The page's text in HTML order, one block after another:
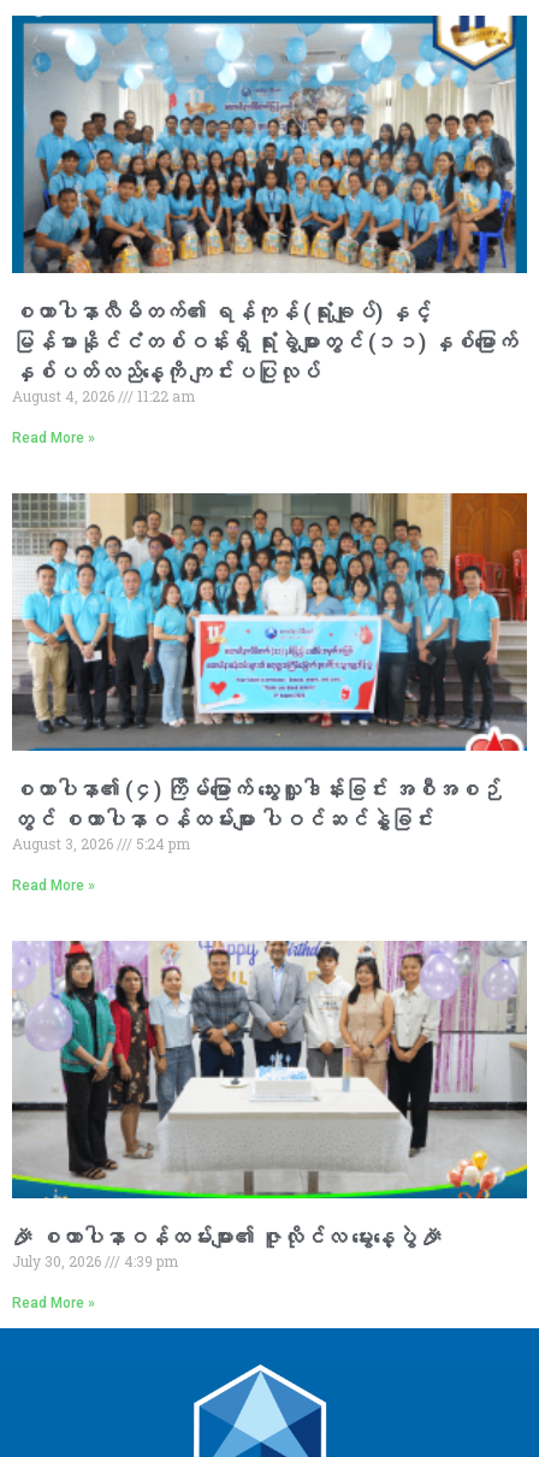
စထာပါနာလီမိတက်၏ ရန်ကုန် (ရုံးချုပ်) နှင့်
မြန်မာနိုင်ငံတစ်ဝန်းရှိ ရုံးခွဲများတွင် (၁၁) နှစ်မြောက်
နှစ်ပတ်လည်နေ့ကို ကျင်းပပြုလုပ်
August 4, 2026 11:22 am
Read More »
စထာပါနာ၏ (၄) ကြိမ်မြောက် သွေးလှူဒါန်းခြင်း အစီအစဉ်
တွင် စထာပါနာဝန်ထမ်းများ ပါဝင်ဆင်နွှဲခြင်း
August 3, 2026 5:24 pm
Read More »
🎉 စထာပါနာဝန်ထမ်းများ၏ ဇူလိုင်လ မွေးနေ့ပွဲ 🎉
July 30, 2026 4:39 pm
Read More »